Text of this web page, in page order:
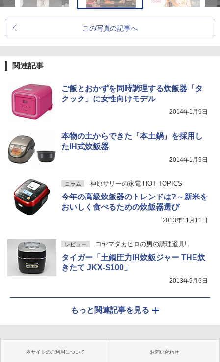
この写真の記事へ
関連記事
ご飯とおかずを同時調理する炊飯器「タ
クック」に女性向けモデル
2014年1月9日
本物の土からできた「本土鍋」を採用し
たIH式炊飯器
2014年1月9日
コラム 神原サリーの家電 HOT TOPICS
今年の高級炊飯器のトレンドは?～新米を
おいしく食べるための炊飯器選び
2013年11月11日
レビュー コヤマタカヒロの男の調理道具!
タイガー「土鍋圧力IH炊飯ジャー THE炊
きたて JKX-S100」
2013年9月6日
もっと関連記事を見る
本サイトのご利用について お問い合わせ